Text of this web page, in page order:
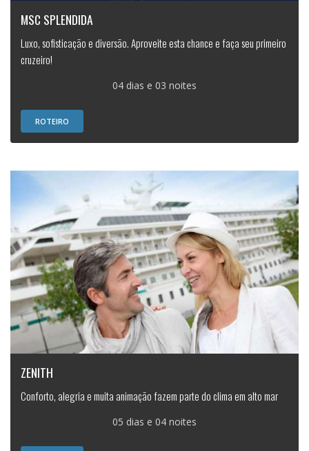
MSC SPLENDIDA
Luxo, sofisticação e diversão. Aproveite esta chance e faça seu primeiro
cruzeiro!
04 dias e 03 noites
ROTEIRO
ZENITH
Conforto, alegria e muita animação fazem parte do clima em alto mar
05 dias e 04 noites